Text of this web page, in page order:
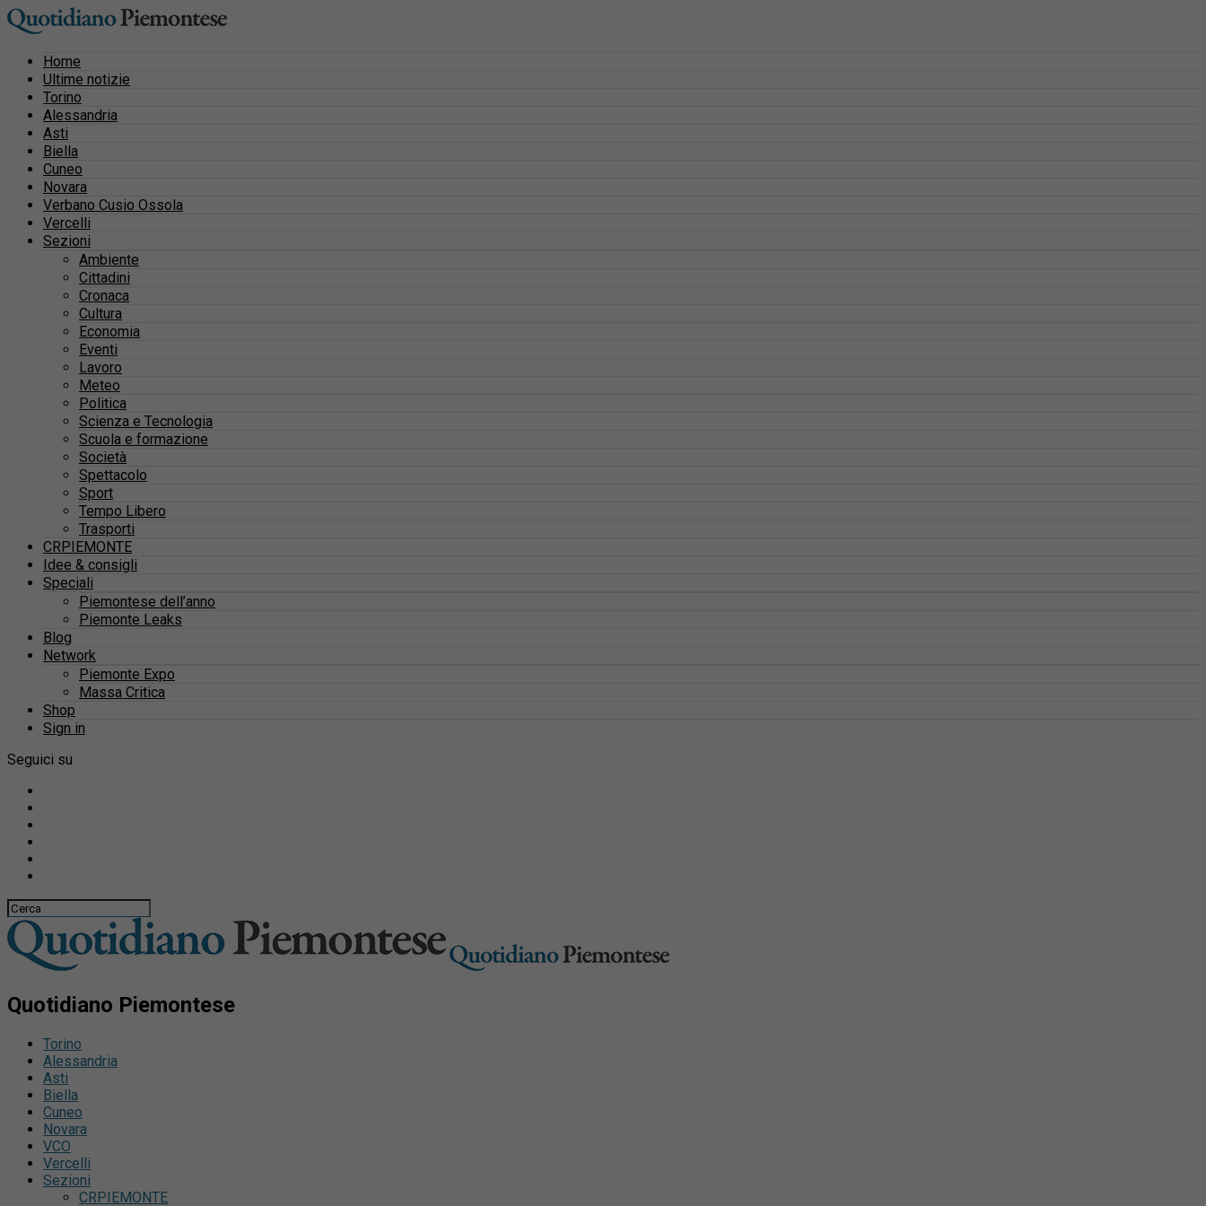
Home
Ultime notizie
Torino
Alessandria
Asti
Biella
Cuneo
Novara
Verbano Cusio Ossola
Vercelli
Sezioni
Ambiente
Cittadini
Cronaca
Cultura
Economia
Eventi
Lavoro
Meteo
Politica
Scienza e Tecnologia
Scuola e formazione
Società
Spettacolo
Sport
Tempo Libero
Trasporti
CRPIEMONTE
Idee & consigli
Speciali
Piemontese dell’anno
Piemonte Leaks
Blog
Network
Piemonte Expo
Massa Critica
Shop
Sign in
Seguici su
Quotidiano Piemontese
Torino
Alessandria
Asti
Biella
Cuneo
Novara
VCO
Vercelli
Sezioni
CRPIEMONTE